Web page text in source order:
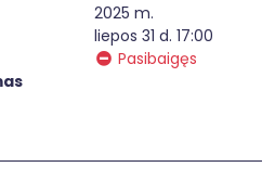
2025 m.
liepos 31 d. 17:00
Pasibaigęs